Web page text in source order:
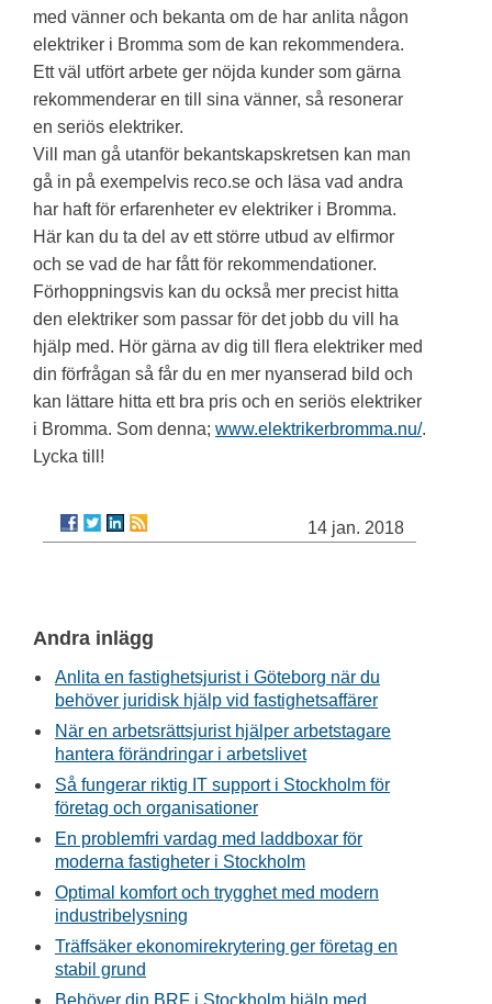
med vänner och bekanta om de har anlita någon
elektriker i Bromma som de kan rekommendera.
Ett väl utfört arbete ger nöjda kunder som gärna
rekommenderar en till sina vänner, så resonerar
en seriös elektriker.
Vill man gå utanför bekantskapskretsen kan man
gå in på exempelvis reco.se och läsa vad andra
har haft för erfarenheter ev elektriker i Bromma.
Här kan du ta del av ett större utbud av elfirmor
och se vad de har fått för rekommendationer.
Förhoppningsvis kan du också mer precist hitta
den elektriker som passar för det jobb du vill ha
hjälp med. Hör gärna av dig till flera elektriker med
din förfrågan så får du en mer nyanserad bild och
kan lättare hitta ett bra pris och en seriös elektriker
i Bromma. Som denna; www.elektrikerbromma.nu/.
Lycka till!
14 jan. 2018
Andra inlägg
Anlita en fastighetsjurist i Göteborg när du
behöver juridisk hjälp vid fastighetsaffärer
När en arbetsrättsjurist hjälper arbetstagare
hantera förändringar i arbetslivet
Så fungerar riktig IT support i Stockholm för
företag och organisationer
En problemfri vardag med laddboxar för
moderna fastigheter i Stockholm
Optimal komfort och trygghet med modern
industribelysning
Träffsäker ekonomirekrytering ger företag en
stabil grund
Behöver din BRF i Stockholm hjälp med